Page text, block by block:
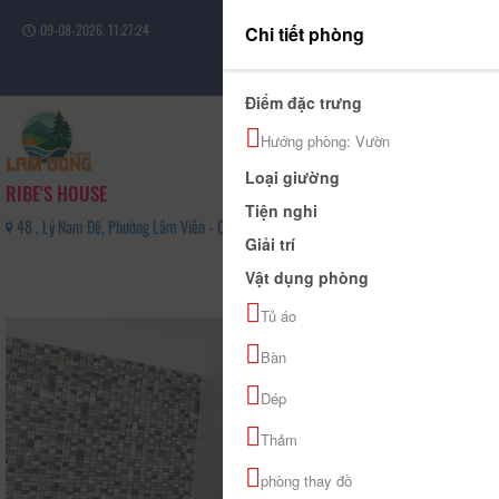
09-08-2026, 11:27:24
Đăng nhập
RIBE'S HOUSE
48 , Lý Nam Đế, Phường Lâm Viên - Đà Lạt, Tỉnh Lâm Đồng - 0946495187
(0 Đánh giá)
Chi tiết phòng
Điểm đặc trưng
Hướng phòng: Vườn
Loại giường
Tiện nghi
Giải trí
Vật dụng phòng
Tủ áo
Bàn
Dép
Thảm
phòng thay đồ